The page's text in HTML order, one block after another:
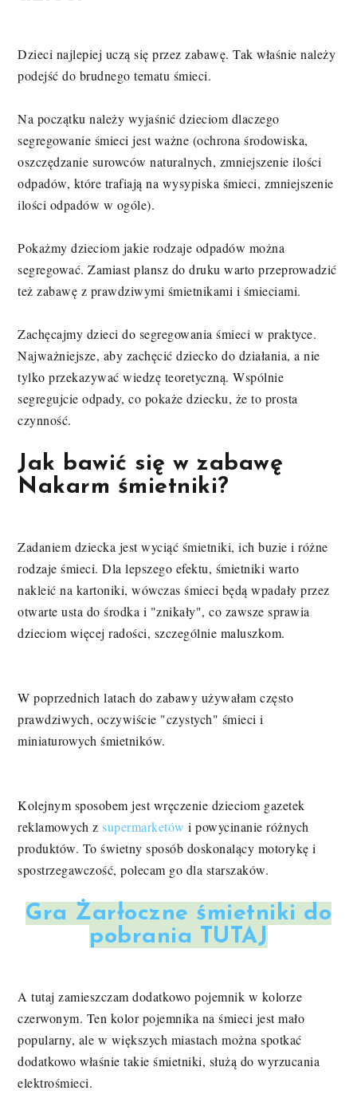
Dzieci najlepiej uczą się przez zabawę. Tak właśnie należy
podejść do brudnego tematu śmieci.
Na początku należy wyjaśnić dzieciom dlaczego
segregowanie śmieci jest ważne (ochrona środowiska,
oszczędzanie surowców naturalnych, zmniejszenie ilości
odpadów, które trafiają na wysypiska śmieci, zmniejszenie
ilości odpadów w ogóle).
Pokażmy dzieciom jakie rodzaje odpadów można
segregować. Zamiast plansz do druku warto przeprowadzić
też zabawę z prawdziwymi śmietnikami i śmieciami.
Zachęcajmy dzieci do segregowania śmieci w praktyce.
Najważniejsze, aby zachęcić dziecko do działania, a nie
tylko przekazywać wiedzę teoretyczną. Wspólnie
segregujcie odpady, co pokaże dziecku, że to prosta
czynność.
Jak bawić się w zabawę
Nakarm śmietniki?
Zadaniem dziecka jest wyciąć śmietniki, ich buzie i różne
rodzaje śmieci. Dla lepszego efektu, śmietniki warto
nakleić na kartoniki, wówczas śmieci będą wpadały przez
otwarte usta do środka i "znikały", co zawsze sprawia
dzieciom więcej radości, szczególnie maluszkom.
W poprzednich latach do zabawy używałam często
prawdziwych, oczywiście "czystych" śmieci i
miniaturowych śmietników.
Kolejnym sposobem jest wręczenie dzieciom gazetek
reklamowych zsupermarketów i powycinanie różnych
produktów. To świetny sposób doskonalący motorykę i
spostrzegawczość, polecam go dla starszaków.
Gra Żarłoczne śmietniki do
pobrania TUTAJ
A tutaj zamieszczam dodatkowo pojemnik w kolorze
czerwonym. Ten kolor pojemnika na śmieci jest mało
popularny, ale w większych miastach można spotkać
dodatkowo właśnie takie śmietniki, służą do wyrzucania
elektrośmieci.